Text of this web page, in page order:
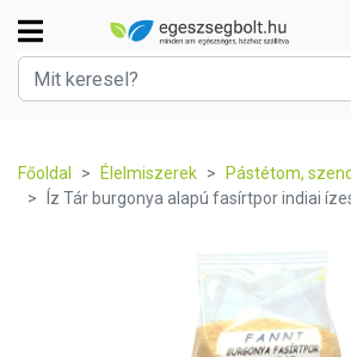
Főoldal Élelmiszerek
Pástétom,
Íz Tár burgonya alapú fasírtpor indiai